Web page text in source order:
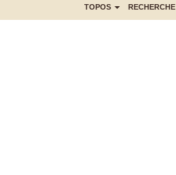
TOPOS RECHERCHE